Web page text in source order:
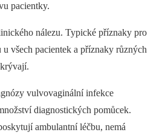
pacientky.
nálezu. Typické příznaky pro
u všech pacientek a příznaky různých
vulvovaginální infekce
diagnostických pomůcek.
ambulantní léčbu, nemá